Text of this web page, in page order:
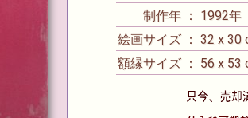
制作年 ： 1992年
絵画サイズ ： 32 x 30
額縁サイズ ： 56 x 53